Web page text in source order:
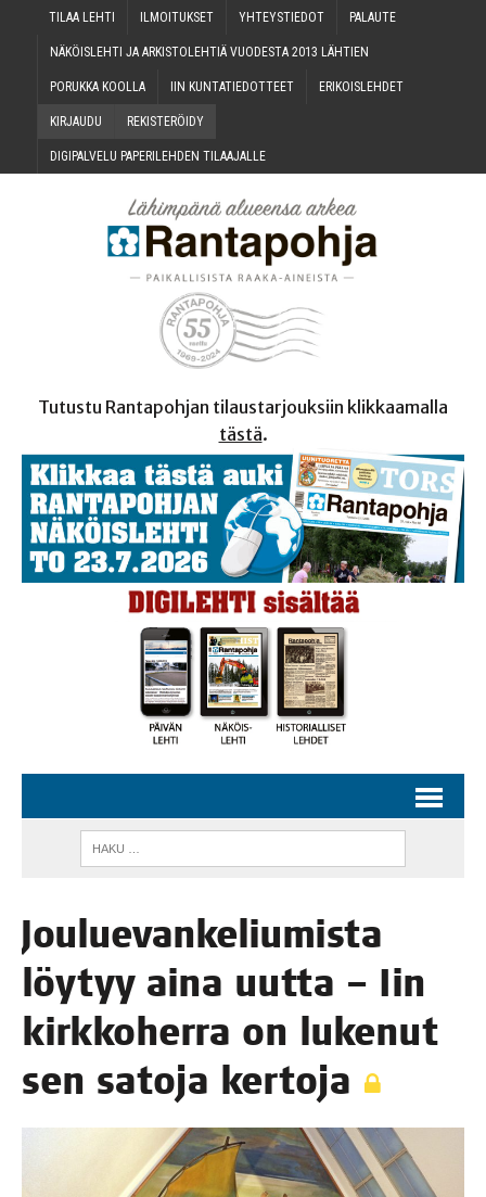
TILAA LEH­TI ILMOI­TUK­SET YHTEYS­TIE­DOT PALAU­TE
NÄKÖIS­LEH­TI JA ARKIS­TO­LEH­TIÄ VUO­DES­TA 2013 LÄHTIEN
PORUK­KA KOOLLA IIN KUN­TA­TIE­DOT­TEET ERI­KOIS­LEH­DET
KIR­JAU­DU REKIS­TE­RÖI­DY
DIGI­PAL­VE­LU PAPE­RI­LEH­DEN TILAAJALLE
Tutustu Rantapohjan tilaustarjouksiin klikkaamalla
tästä.
Jou­lue­van­ke­liu­mis­ta
löy­tyy aina uut­ta – Iin
kirk­ko­her­ra on luke­nut
sen sato­ja kertoja